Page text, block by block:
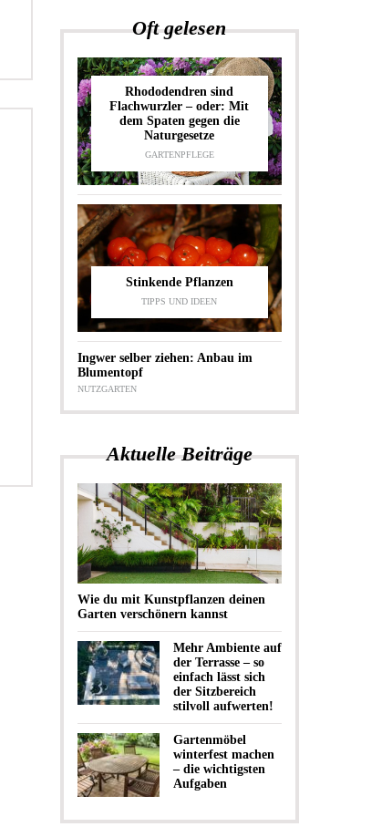
Oft gelesen
Rhododendren sind
Flachwurzler – oder: Mit
dem Spaten gegen die
Naturgesetze
GARTENPFLEGE
Stinkende Pflanzen
TIPPS UND IDEEN
Ingwer selber ziehen: Anbau im
Blumentopf
NUTZGARTEN
Aktuelle Beiträge
Wie du mit Kunstpflanzen deinen
Garten verschönern kannst
Mehr Ambiente auf
der Terrasse – so
einfach lässt sich
der Sitzbereich
stilvoll aufwerten!
Gartenmöbel
winterfest machen
– die wichtigsten
Aufgaben